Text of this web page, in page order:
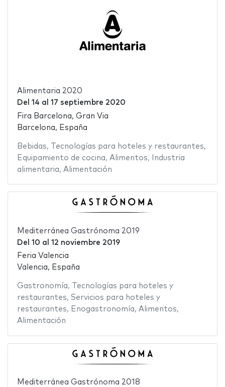
Alimentaria 2020
Del 14 al 17 septiembre 2020
Fira Barcelona, Gran Via
Barcelona, España
Bebidas, Tecnologías para hoteles y restaurantes,
Equipamiento de cocina, Alimentos,
Industria
alimentaria, Alimentación
Mediterránea Gastrónoma 2019
Del 10 al 12 noviembre 2019
Feria Valencia
Valencia, España
Gastronomía,
Tecnologías para hoteles y
restaurantes, Servicios para hoteles y
restaurantes, Enogastronomía, Alimentos,
Alimentación
Mediterránea Gastrónoma 2018